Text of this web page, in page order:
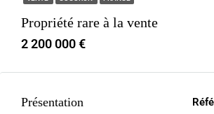
Propriété rare à la vente
2 200 000 €
Présentation